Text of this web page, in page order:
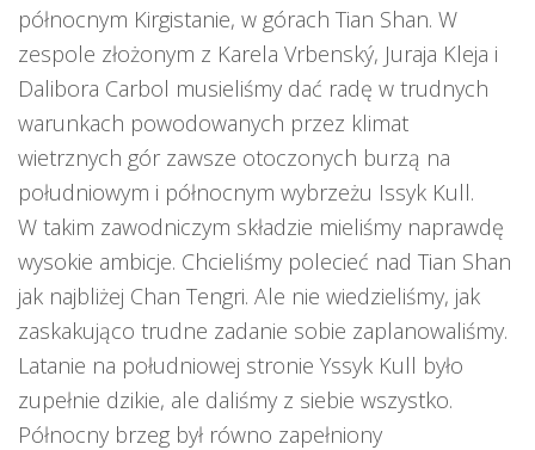
północnym Kirgistanie, w górach Tian Shan. W
zespole złożonym z Karela Vrbenský, Juraja Kleja i
Dalibora Carbol musieliśmy dać radę w trudnych
warunkach powodowanych przez klimat
wietrznych gór zawsze otoczonych burzą na
południowym i północnym wybrzeżu Issyk Kull.
W takim zawodniczym składzie mieliśmy naprawdę
wysokie ambicje. Chcieliśmy polecieć nad Tian Shan
jak najbliżej Chan Tengri. Ale nie wiedzieliśmy, jak
zaskakująco trudne zadanie sobie zaplanowaliśmy.
Latanie na południowej stronie Yssyk Kull było
zupełnie dzikie, ale daliśmy z siebie wszystko.
Północny brzeg był równo zapełniony